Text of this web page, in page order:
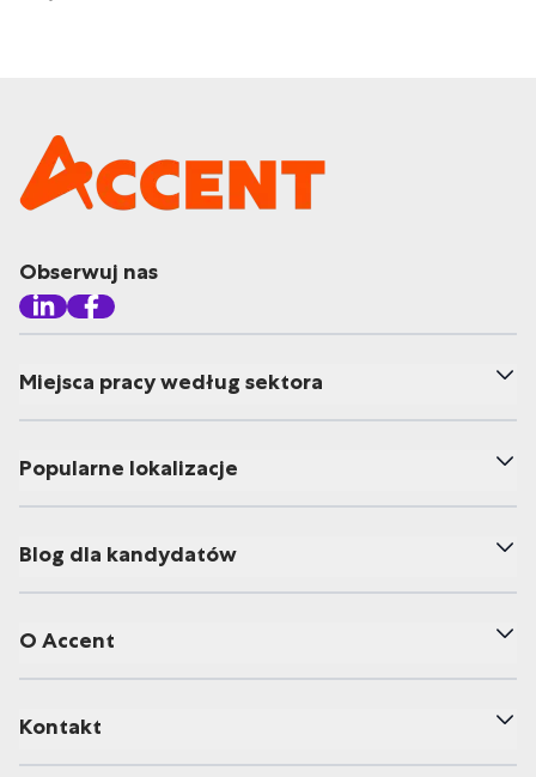
Obserwuj nas
Miejsca pracy według sektora
Popularne lokalizacje
Blog dla kandydatów
O Accent
Kontakt